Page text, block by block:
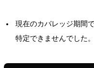
現在のカバレッジ期間
特定できませんでした。